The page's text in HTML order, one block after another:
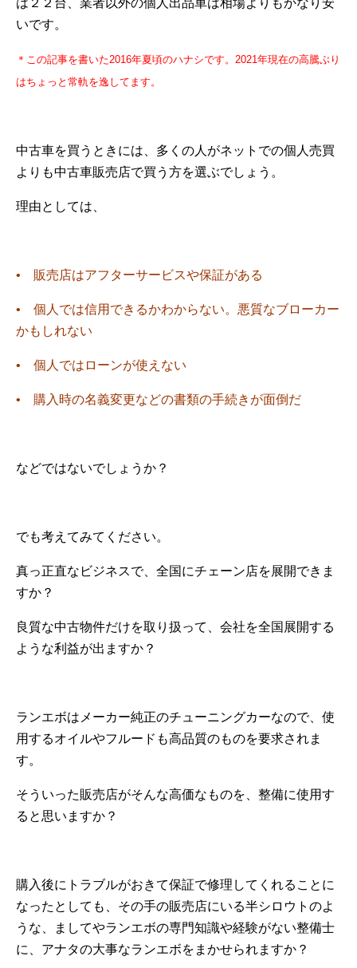
は２２台、業者以外の個人出品車は相場よりもかなり安
いです。
＊この記事を書いた2016年夏頃のハナシです。2021年現在の高騰ぶり
はちょっと常軌を逸してます。
中古車を買うときには、多くの人がネットでの個人売買
よりも中古車販売店で買う方を選ぶでしょう。
理由としては、
• 販売店はアフターサービスや保証がある
• 個人では信用できるかわからない。悪質なブローカー
かもしれない
• 個人ではローンが使えない
• 購入時の名義変更などの書類の手続きが面倒だ
などではないでしょうか？
でも考えてみてください。
真っ正直なビジネスで、全国にチェーン店を展開できま
すか？
良質な中古物件だけを取り扱って、会社を全国展開する
ような利益が出ますか？
ランエボはメーカー純正のチューニングカーなので、使
用するオイルやフルードも高品質のものを要求されま
す。
そういった販売店がそんな高価なものを、整備に使用す
ると思いますか？
購入後にトラブルがおきて保証で修理してくれることに
なったとしても、その手の販売店にいる半シロウトのよ
うな、ましてやランエボの専門知識や経験がない整備士
に、アナタの大事なランエボをまかせられますか？